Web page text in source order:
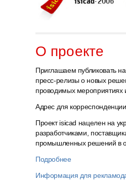
О проекте
Приглашаем публиковать
пресс-релизы о новых
проводимых
Адрес для
Проект isicad нацелен на
разработчиками,
промышленных решений в
Подробнее
Информация для